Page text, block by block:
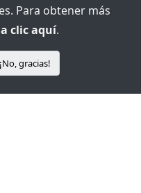
Para obtener más
clic aquí.
¡No, gracias!